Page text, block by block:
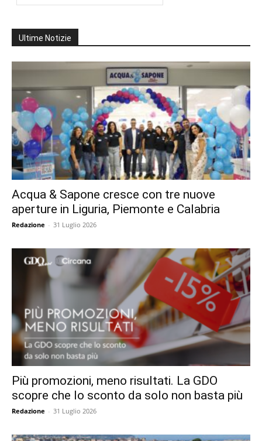
Ultime Notizie
Acqua & Sapone cresce con tre nuove
aperture in Liguria, Piemonte e Calabria
Redazione - 31 Luglio 2026
Più promozioni, meno risultati. La GDO
scopre che lo sconto da solo non basta più
Redazione - 31 Luglio 2026